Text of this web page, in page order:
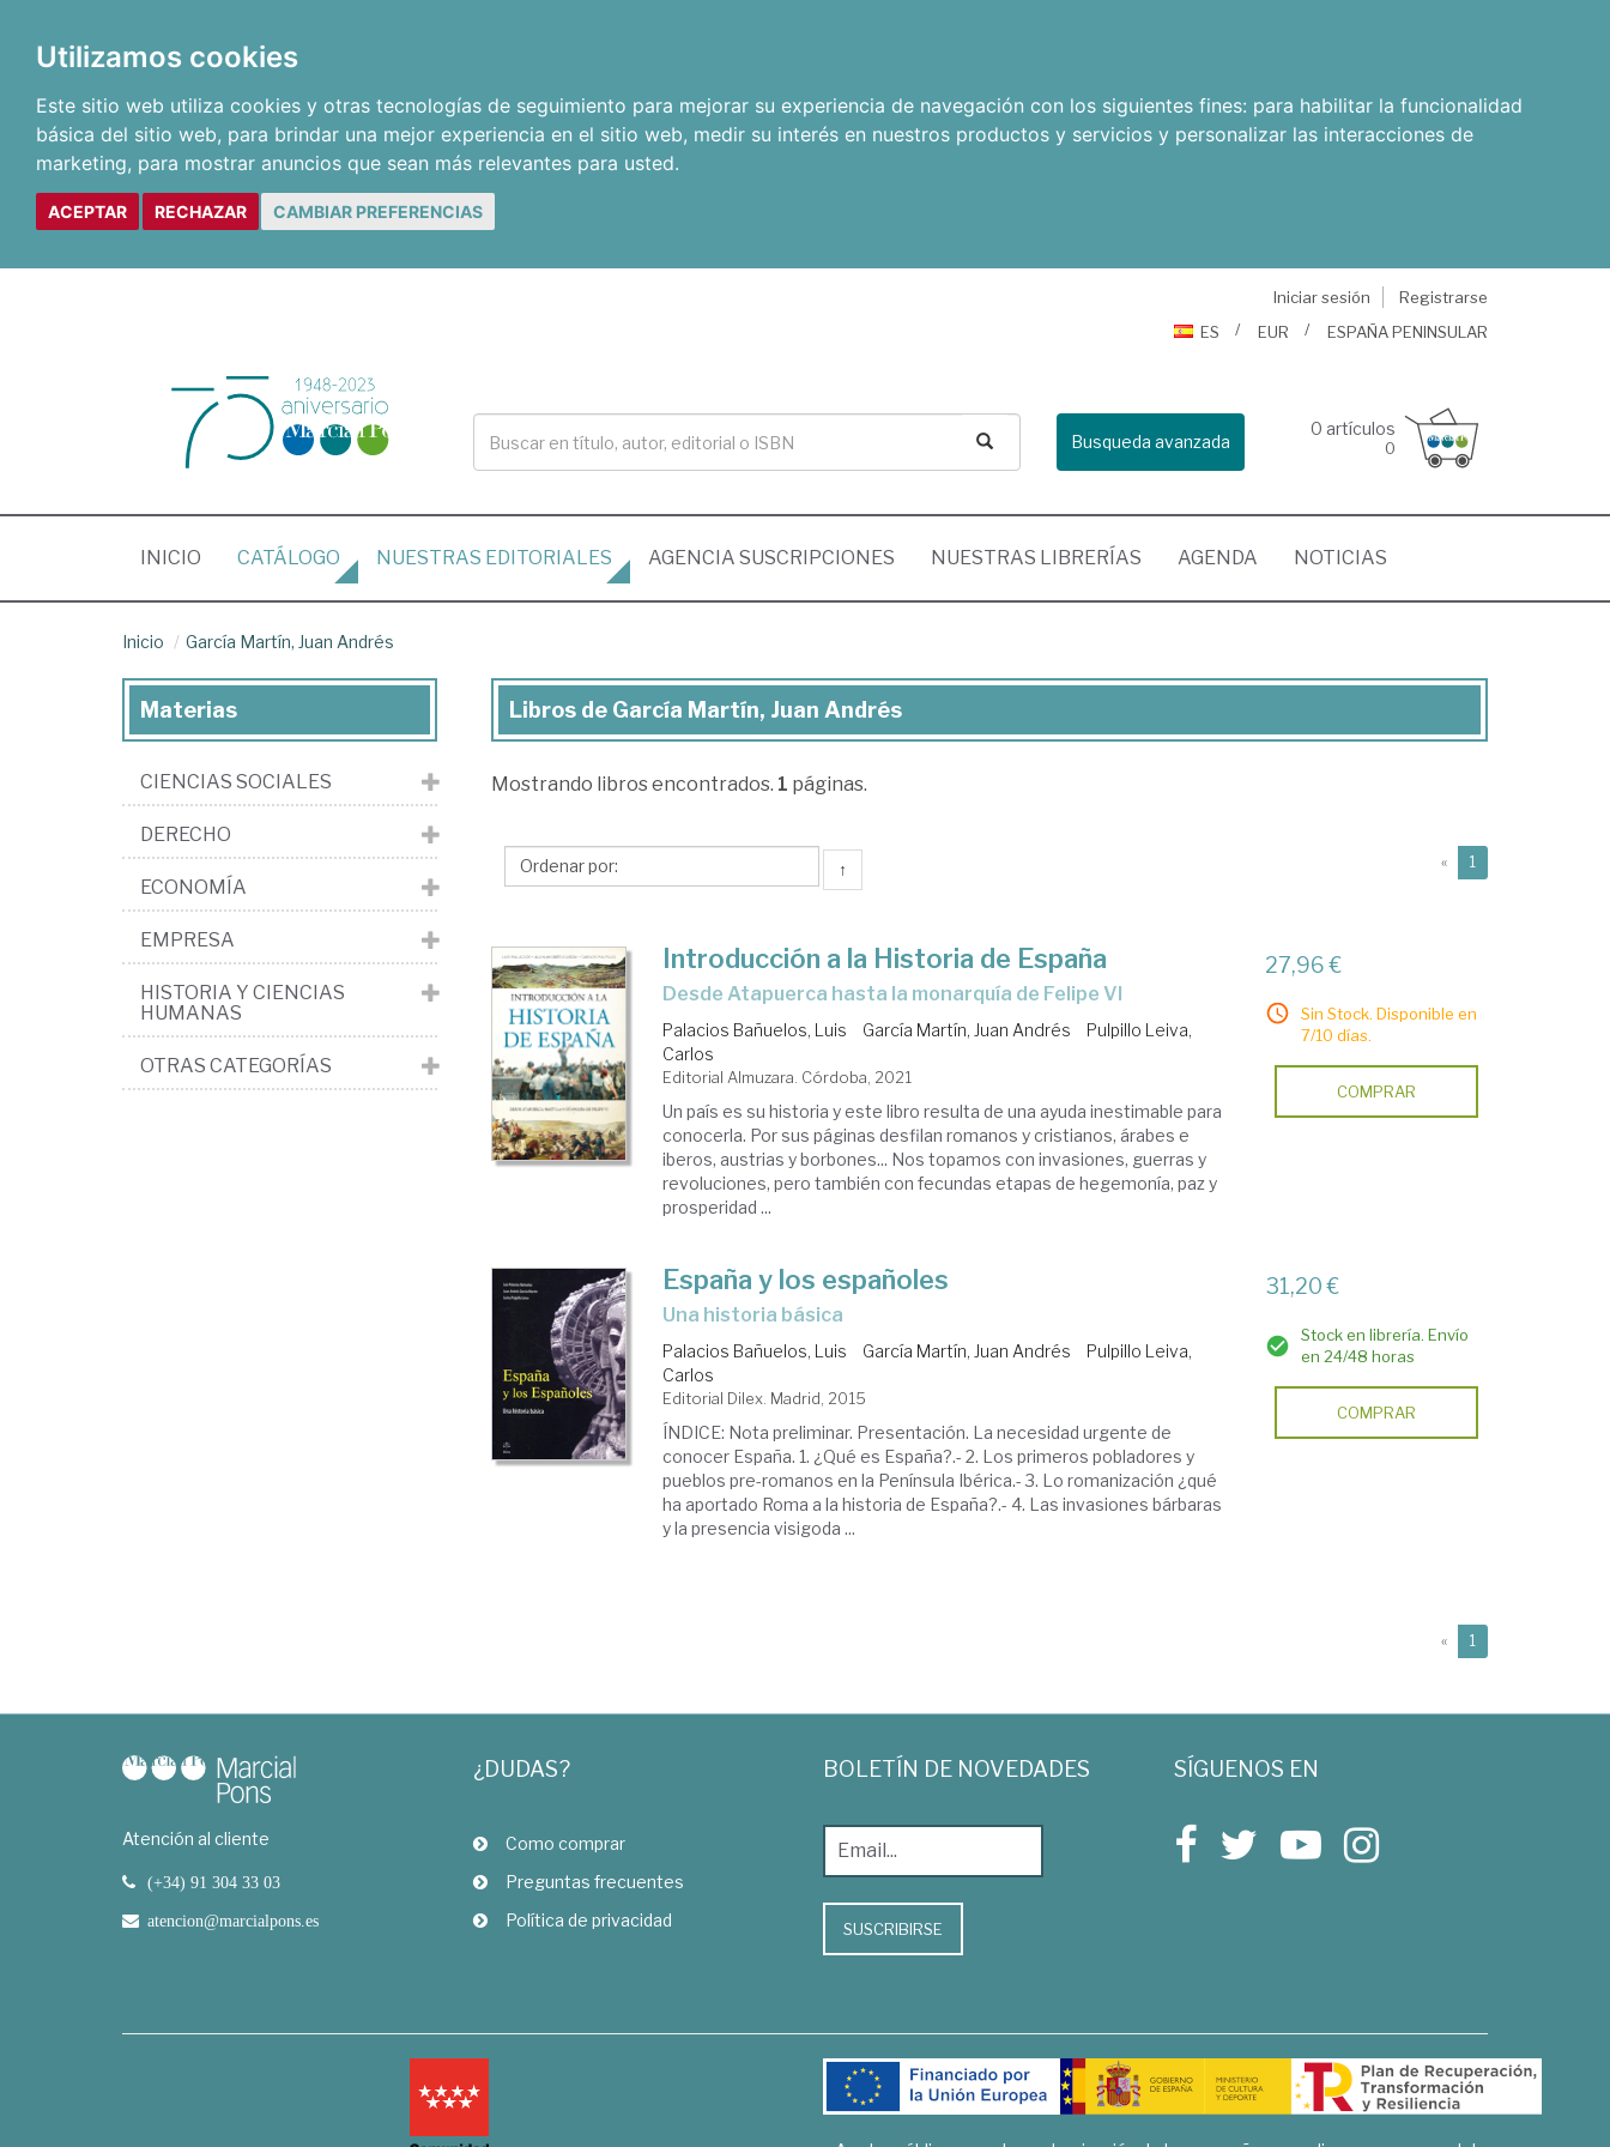
Utilizamos cookies
Este sitio web utiliza cookies y otras tecnologías de seguimiento para mejorar su experiencia de navegación con los siguientes fines: para habilitar la funcionalidad
básica del sitio web, para brindar una mejor experiencia en el sitio web, medir su interés en nuestros productos y servicios y personalizar las interacciones de
marketing, para mostrar anuncios que sean más relevantes para usted.
ACEPTAR RECHAZAR CAMBIAR PREFERENCIAS
Iniciar sesión
Registrarse
ES
EUR ESPAÑA PENINSULAR
Busqueda avanzada
0 artículos
0
INICIO (CURRENT)
CATÁLOGO NUESTRAS EDITORIALES AGENCIA SUSCRIPCIONES NUESTRAS LIBRERÍAS AGENDA NOTICIAS
Inicio García Martín, Juan Andrés
Libros
García
Juan
Libros de García Martín, Juan Andrés
Mostrando libros encontrados. 1 páginas.
↑ « 1
Introducción a la Historia de España
desde Atapuerca hasta la monarquía de Felipe VI
Palacios Bañuelos, Luis García Martín, Juan Andrés
Pulpillo Leiva,
Carlos
Editorial Almuzara. Córdoba, 2021
Un país es su historia y este libro resulta de una ayuda inestimable para
conocerla. Por sus páginas desfilan romanos y cristianos, árabes e
iberos, austrias y borbones... Nos topamos con invasiones, guerras y
revoluciones, pero también con fecundas etapas de hegemonía, paz y
prosperidad ...
27,96 €
Sin Stock. Disponible en
7/10 días.
COMPRAR
España y los españoles
una historia básica
Palacios Bañuelos, Luis García Martín, Juan Andrés
Pulpillo Leiva,
Carlos
Editorial Dilex. Madrid, 2015
ÍNDICE: Nota preliminar. Presentación. La necesidad urgente de
conocer España. 1. ¿Qué es España?.- 2. Los primeros pobladores y
pueblos pre-romanos en la Península Ibérica.- 3. Lo romanización ¿qué
ha aportado Roma a la historia de España?.- 4. Las invasiones bárbaras
y la presencia visigoda ...
31,20 €
Stock en librería. Envío
en 24/48 horas
COMPRAR
« 1
Materias
CIENCIAS SOCIALES
DERECHO
ECONOMÍA
EMPRESA
HISTORIA Y CIENCIAS
HUMANAS
OTRAS CATEGORÍAS
Atención al cliente
(+34) 91 304 33 03
atencion@marcialpons.es
¿DUDAS?
Como comprar
Preguntas frecuentes
Política de privacidad
BOLETÍN DE NOVEDADES
SUSCRIBIRSE
SÍGUENOS EN